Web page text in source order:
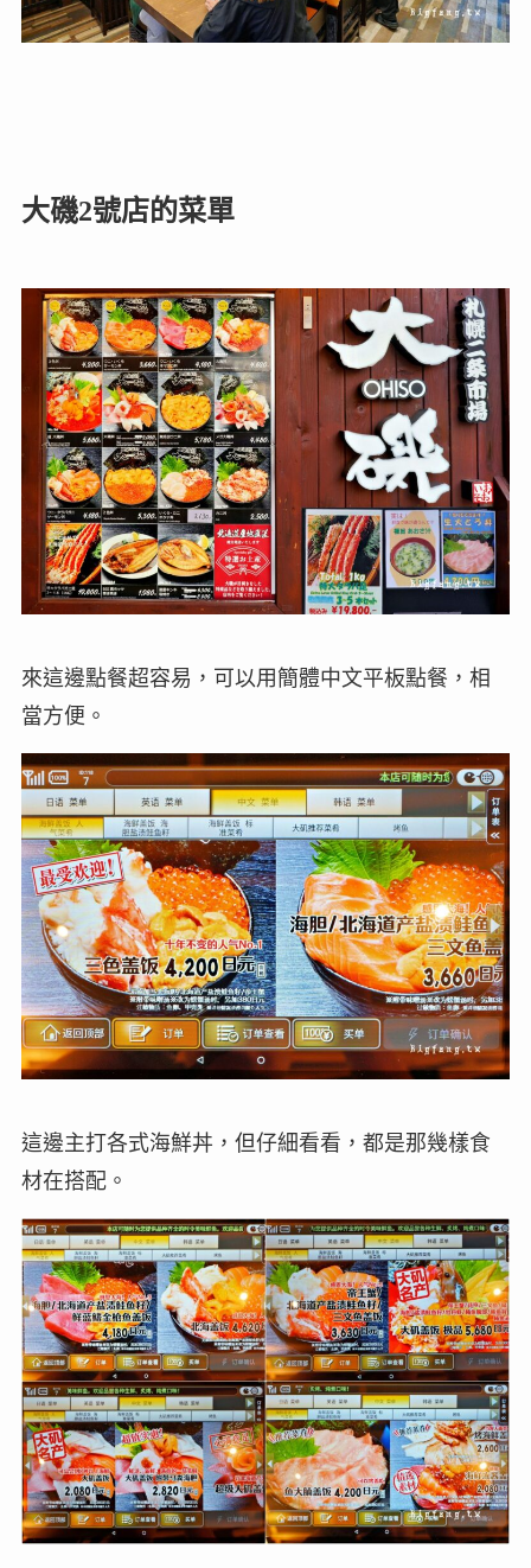
大磯2號店的菜單
來這邊點餐超容易，可以用簡體中文平板點餐，相
當方便。
這邊主打各式海鮮丼，但仔細看看，都是那幾樣食
材在搭配。